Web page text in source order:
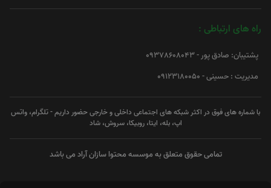
راه های ارتباطی :
پشتیبان: صادق پور - 09378608043
مدیریت : حسینی - 09123180050
با شماره های فوق در اکثر شبکه های اجتماعی داخلی و خارجی حضور داریم - تلگرام، واتس
اپ، بله، ایتا، روبیکا، سروش، شاد
تمامی حقوق متعلق به موسسه محتوا سازان آراد می باشد